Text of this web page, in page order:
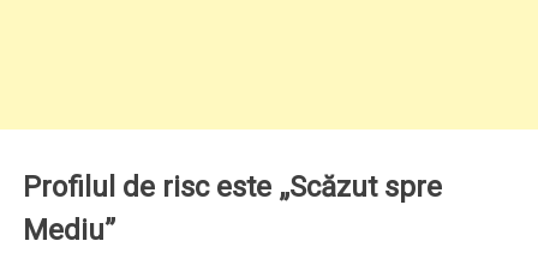
Profilul de risc este „Scăzut spre
Mediu”